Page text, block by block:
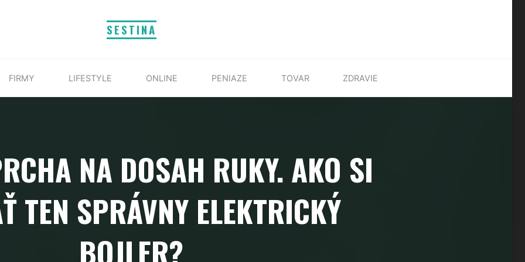
SESTINA
FIRMY LIFESTYLE ONLINE PENIAZE TOVAR ZDRAVIE
NA DOSAH RUKY. AKO SI
TEN SPRÁVNY ELEKTRICKÝ
BOJLER?